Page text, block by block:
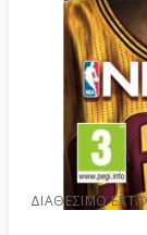
ΔΙΑΘΈΣΙΜΟ